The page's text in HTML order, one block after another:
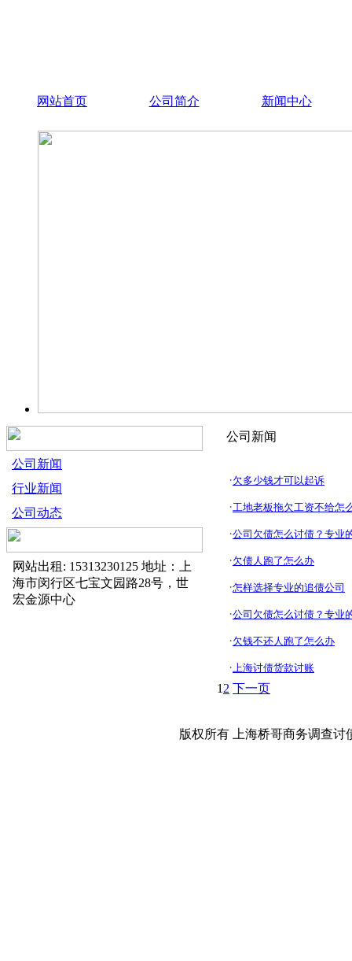
网站首页 公司简介 新闻中心
公司新闻
行业新闻
公司动态
网站出租: 15313230125 地址：上
海市闵行区七宝文园路28号，世
宏金源中心
公司新闻
·欠多少钱才可以起诉
·工地老板拖欠工资不给怎
·公司欠债怎么讨债？专业
·欠债人跑了怎么办
·怎样选择专业的追债公司
·公司欠债怎么讨债？专业
·欠钱不还人跑了怎么办
·上海讨债货款讨账
1 2 下一页
版权所有 上海桥哥商务调查讨